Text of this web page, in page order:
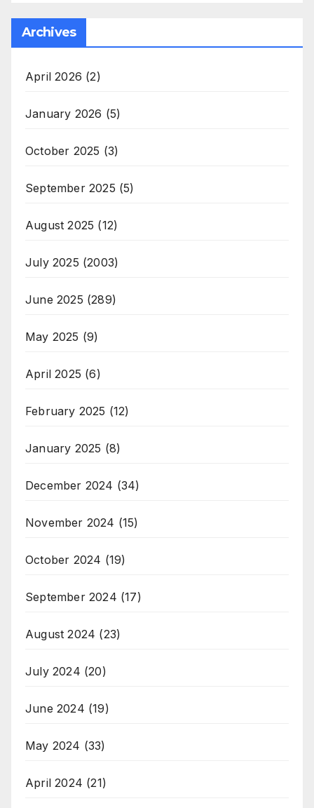
Archives
April 2026 (2)
January 2026 (5)
October 2025 (3)
September 2025 (5)
August 2025 (12)
July 2025 (2003)
June 2025 (289)
May 2025 (9)
April 2025 (6)
February 2025 (12)
January 2025 (8)
December 2024 (34)
November 2024 (15)
October 2024 (19)
September 2024 (17)
August 2024 (23)
July 2024 (20)
June 2024 (19)
May 2024 (33)
April 2024 (21)